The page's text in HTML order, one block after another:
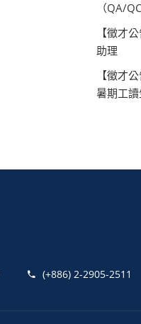
（QA/QC
【徵才
助理
【徵才
暑期工讀
(+886) 2-2905-2511